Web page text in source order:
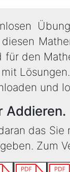
für den
Lösungen.
und
Addieren.
das
Zum